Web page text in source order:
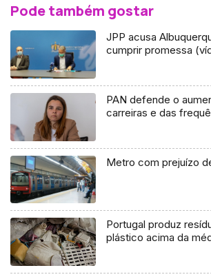
Pode também gostar
JPP acusa
cumprir promessa
PAN defende o
carreiras e das
Metro com prejuízo
Portugal produz
plástico acima da